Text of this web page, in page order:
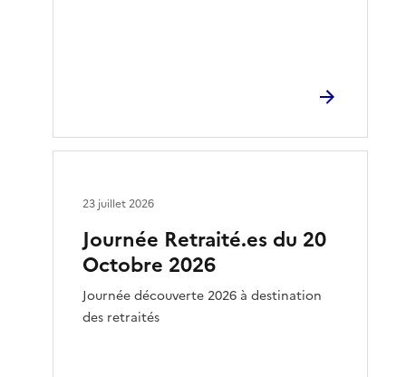
Journée Retraité.es du 20
Octobre 2026
Journée découverte 2026 à destination
des retraités
23 juillet 2026